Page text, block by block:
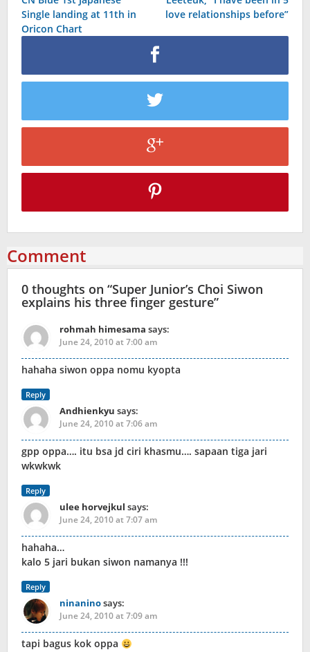
navigation
Single landing at 11th in
Oricon Chart
love relationships before”
Comment
0 thoughts on “Super Junior’s Choi Siwon
explains his three finger gesture”
rohmah himesama says:
June 24, 2010 at 7:00 am
hahaha siwon oppa nomu kyopta
Reply
Andhienkyu says:
June 24, 2010 at 7:06 am
gpp oppa…. itu bsa jd ciri khasmu…. sapaan tiga jari
wkwkwk
Reply
ulee horvejkul says:
June 24, 2010 at 7:07 am
hahaha…
kalo 5 jari bukan siwon namanya !!!
Reply
ninaninosays:
June 24, 2010 at 7:09 am
tapi bagus kok oppa